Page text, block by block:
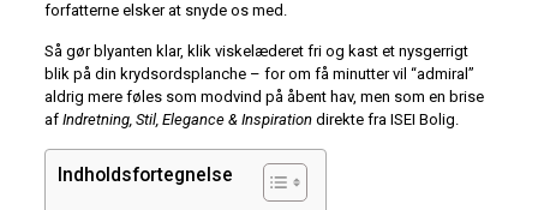
forfatterne elsker at snyde os med.
Så gør blyanten klar, klik viskelæderet fri og kast et nysgerrigt
blik på din krydsordsplanche – for om få minutter vil “admiral”
aldrig mere føles som modvind på åbent hav, men som en brise
af Indretning, Stil, Elegance & Inspirationdirekte fra ISEI Bolig.
Indholdsfortegnelse